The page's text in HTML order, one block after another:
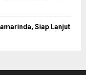
Siap Lanjut